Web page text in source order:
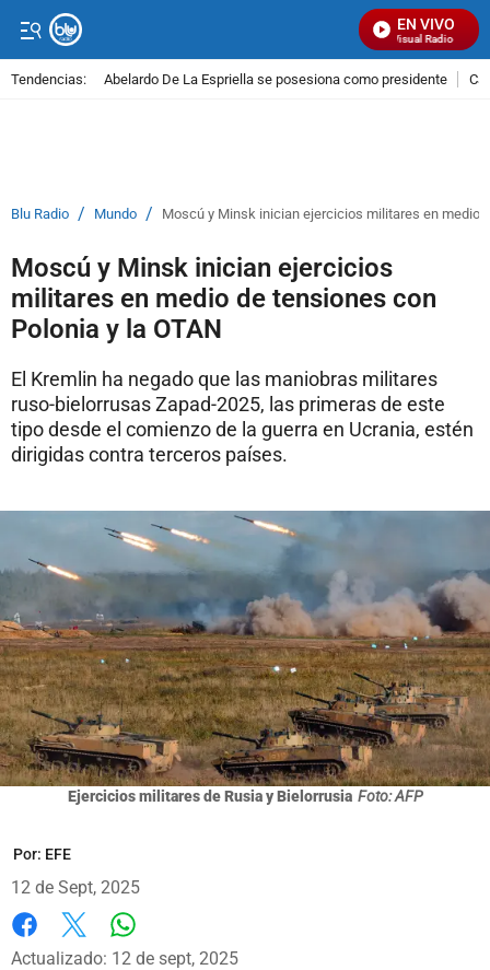
EN VIVO
Señal Visual Radio
Tendencias: Abelardo De La Espriella se posesiona como presidente
Blu Radio / Mundo / Moscú y Minsk inician ejercicios militares en medio
Moscú y Minsk inician ejercicios
militares en medio de tensiones con
Polonia y la OTAN
El Kremlin ha negado que las maniobras militares
ruso-bielorrusas Zapad-2025, las primeras de este
tipo desde el comienzo de la guerra en Ucrania, estén
dirigidas contra terceros países.
Ejercicios militares de Rusia y Bielorrusia Foto: AFP
Por: EFE
12 de Sept, 2025
Facebook
X
Actualizado: 12 de sept, 2025